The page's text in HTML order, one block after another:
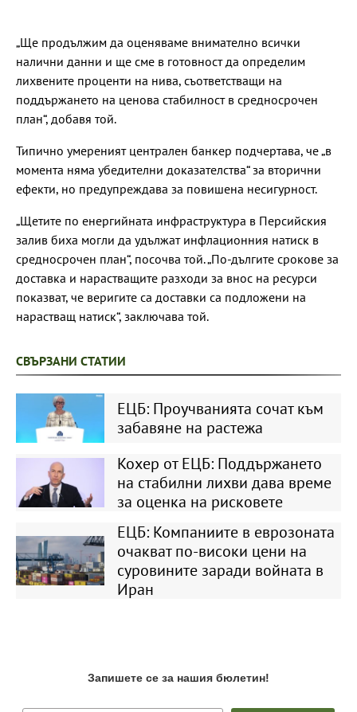
„Ще продължим да оценяваме внимателно всички
налични данни и ще сме в готовност да определим
лихвените проценти на нива, съответстващи на
поддържането на ценова стабилност в средносрочен
план“, добавя той.
Типично умереният централен банкер подчертава, че „в
момента няма убедителни доказателства“ за вторични
ефекти, но предупреждава за повишена несигурност.
„Щетите по енергийната инфраструктура в Персийския
залив биха могли да удължат инфлационния натиск в
средносрочен план“, посочва той. „По-дългите срокове за
доставка и нарастващите разходи за внос на ресурси
показват, че веригите са доставки са подложени на
нарастващ натиск“, заключава той.
СВЪРЗАНИ СТАТИИ
ЕЦБ: Проучванията сочат към
забавяне на растежа
Кохер от ЕЦБ: Поддържането
на стабилни лихви дава време
за оценка на рисковете
ЕЦБ: Компаниите в еврозоната
очакват по-високи цени на
суровините заради войната в
Иран